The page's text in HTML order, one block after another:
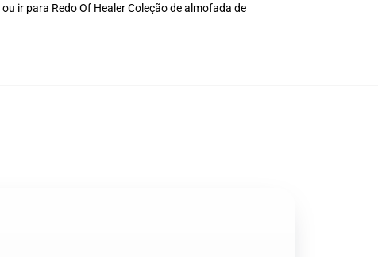
ou ir para Redo Of Healer Coleção de almofada de